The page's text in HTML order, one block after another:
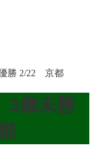
勝 2/22 京都
歳未勝